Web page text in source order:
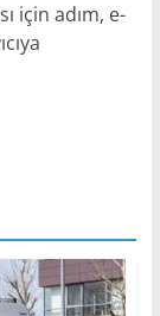
için adım, e-